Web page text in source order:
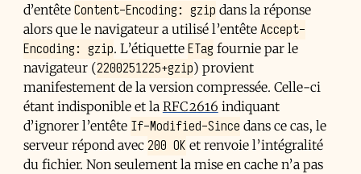
d’entête Content-Encoding: gzip dans la réponse
alors que le navigateur a utilisé l’entête Accept-
Encoding: gzip. L’étiquette ETag fournie par le
navigateur (2200251225+gzip) provient
manifestement de la version compressée. Celle-ci
étant indisponible et la RFC 2616 indiquant
d’ignorer l’entête If-Modified-Since dans ce cas, le
serveur répond avec 200 OK et renvoie l’intégralité
du fichier. Non seulement la mise en cache n’a pas